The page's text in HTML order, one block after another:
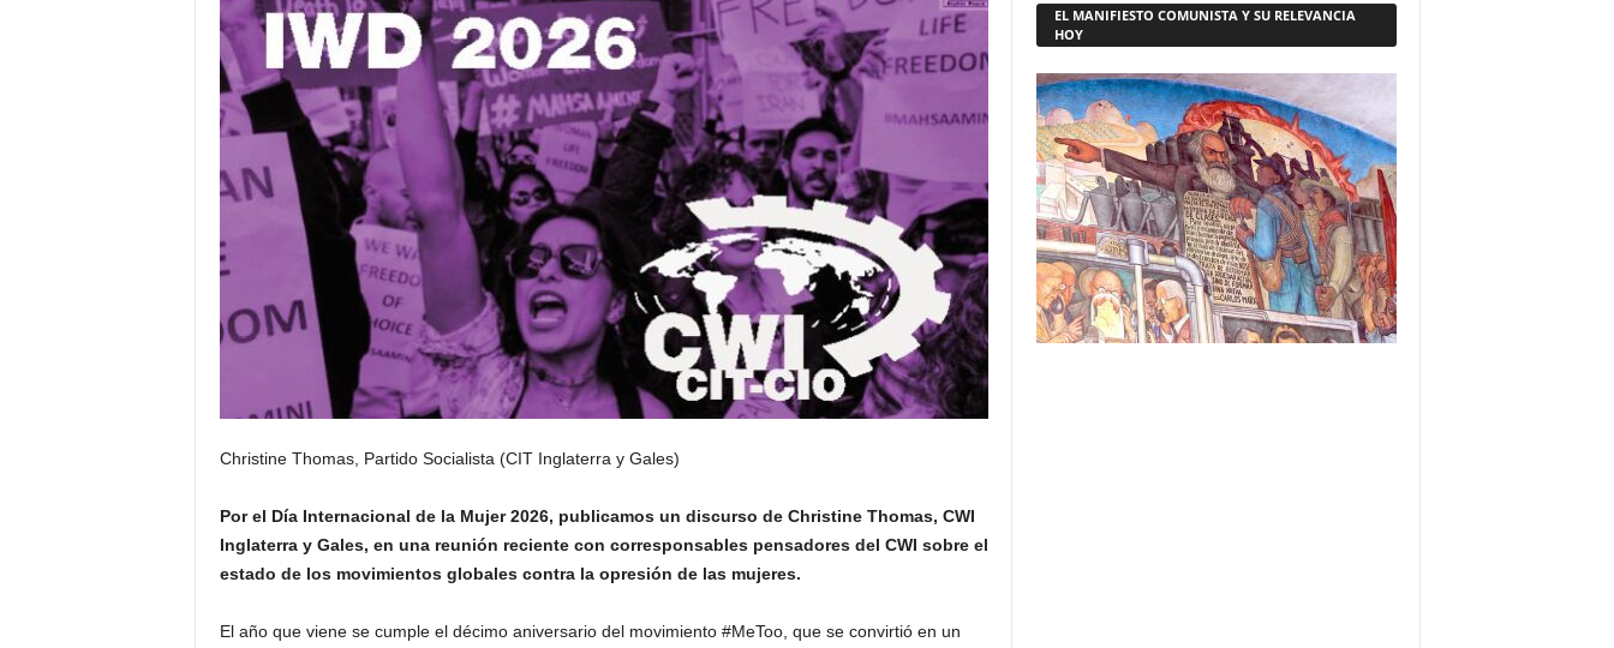
Christine Thomas, Partido Socialista (CIT Inglaterra y Gales)
Por el Día Internacional de la Mujer 2026, publicamos un discurso de Christine Thomas, CWI
Inglaterra y Gales, en una reunión reciente con corresponsables pensadores del CWI sobre el
estado de los movimientos globales contra la opresión de las mujeres.
El año que viene se cumple el décimo aniversario del movimiento #MeToo, que se convirtió en un
EL MANIFIESTO COMUNISTA Y SU RELEVANCIA
HOY